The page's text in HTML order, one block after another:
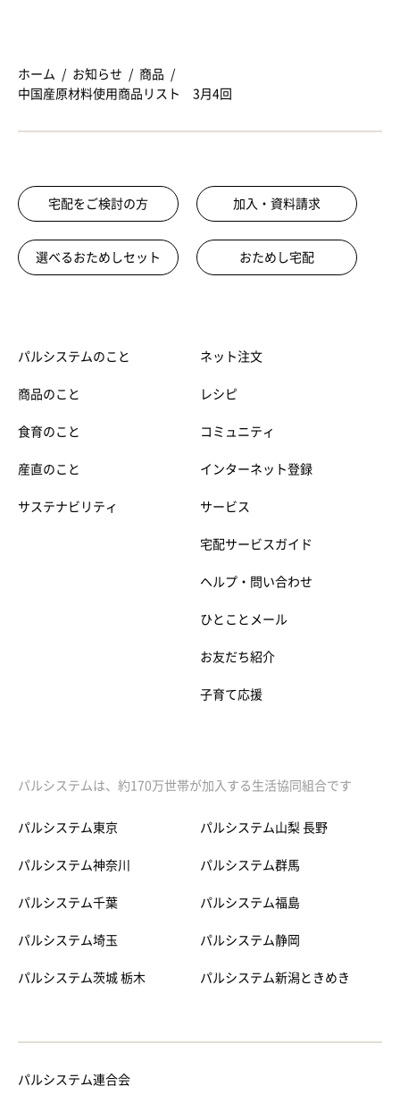
ホーム お知らせ
商品
中国産原材料使用商品リスト 3月4回
宅配をご検討の方 加入・資料請求
選べるおためしセット おためし宅配
パルシステムのこと
商品のこと
食育のこと
産直のこと
サステナビリティ
ネット注文
レシピ
コミュニティ
インターネット登録
サービス
宅配サービスガイド
ヘルプ・問い合わせ
ひとことメール
お友だち紹介
子育て応援
パルシステムは、約170万世帯が加入する生活協同組合です
パルシステム東京
パルシステム神奈川
パルシステム千葉
パルシステム埼玉
パルシステム茨城 栃木
パルシステム山梨 長野
パルシステム群馬
パルシステム福島
パルシステム静岡
パルシステム新潟ときめき
パルシステム連合会